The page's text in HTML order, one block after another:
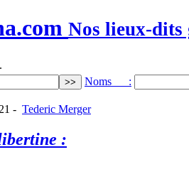
Nos lieux-dits
Noms :
- Tederic Merger
: